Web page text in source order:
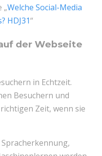
„Welche Social-Media
HDJ31“
der Webseite
in Echtzeit.
Besuchern und
Zeit, wenn sie